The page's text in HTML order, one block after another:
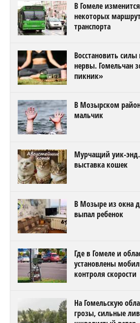
В Гомеле
некоторых
транспорта
Восстановить силы
нервы. Гомельчан
пикник»
В Мозырском
мальчик
Мурчащий уик-
выставка кошек
В Мозыре из окна
выпал ребенок
Где в Гомеле и
установлены
контроля скорости
На Гомельскую
грозы, сильные